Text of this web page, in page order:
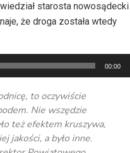
starosta nowosądecki
że droga została wtedy
00:00
to oczywiście
Nie wszędzie
też efektem kruszywa,
jakości, a było inne.